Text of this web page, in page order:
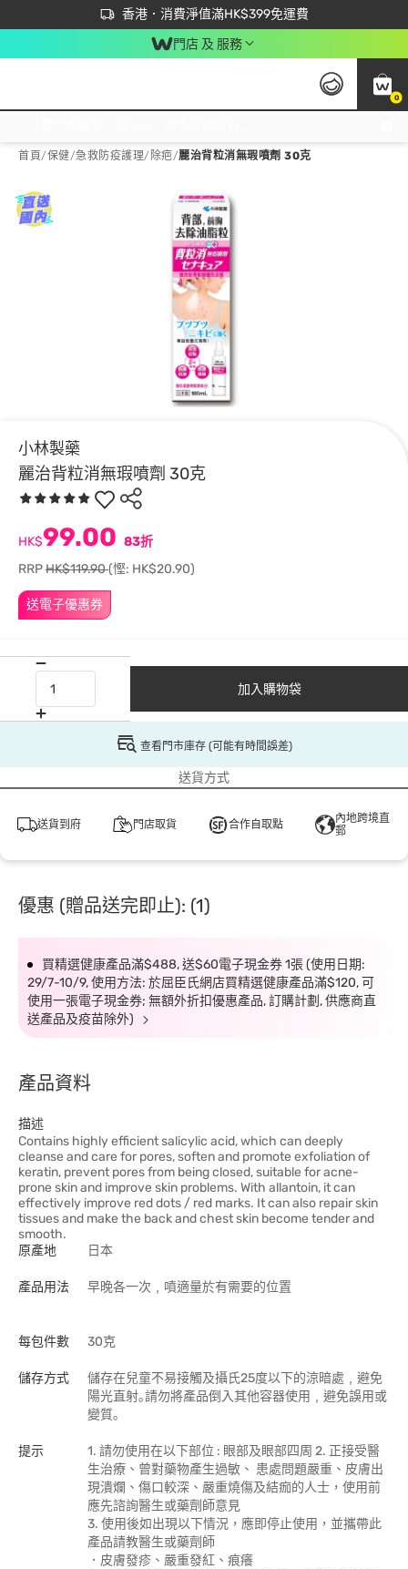
香港．消費淨值滿HK$399免運費
立即成為易賞錢會員盡享獨家優惠
首次APP下單買滿$450 輸入 NEWAPP 即減$50
門店 及 服務
0
首頁/保健/急救防疫護理/ 除疤/麗治背粒消無瑕噴劑 30克
小林製藥
麗治背粒消無瑕噴劑 30克
送電子優惠券
HK$99.00 83折
RRPHK$119.90(慳: HK$20.90)
加入購物袋
查看門市庫存 (可能有時間誤差)
送貨方式
送貨到府 門店取貨 合作自取點
內地跨境直
郵
優惠 (贈品送完即止): (1)
買精選健康產品滿$488, 送$60電子現金券 1張 (使用日期:
29/7-10/9, 使用方法: 於屈臣氏網店買精選健康產品滿$120, 可
使用一張電子現金券; 無額外折扣優惠產品, 訂購計劃, 供應商直
送產品及疫苗除外)
產品資料
描述
Contains highly efficient salicylic acid, which can deeply
cleanse and care for pores, soften and promote exfoliation of
keratin, prevent pores from being closed, suitable for acne-
prone skin and improve skin problems. With allantoin, it can
effectively improve red dots / red marks. It can also repair skin
tissues and make the back and chest skin become tender and
smooth.
原產地
日本
產品用法 早晚各一次﹐噴適量於有需要的位置
每包件數 30克
儲存方式
儲存在兒童不易接觸及攝氏25度以下的涼暗處﹐避免
陽光直射｡請勿將產品倒入其他容器使用﹐避免誤用或
變質｡
提示
1. 請勿使用在以下部位 : 眼部及眼部四周 2. 正接受醫
生治療、曾對藥物產生過敏、 患處問題嚴重、皮膚出
現潰爛、傷口較深、嚴重燒傷及結痂的人士，使用前
應先諮詢醫生或藥劑師意見
3. 使用後如出現以下情況，應即停止使用，並攜帶此
產品請教醫生或藥劑師
．皮膚發疹、嚴重發紅、痕癢